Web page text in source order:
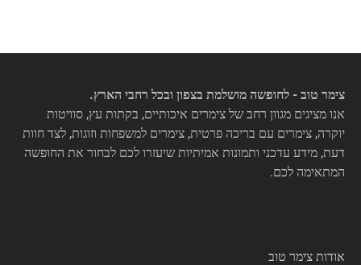
צימר טוב - לחופשה מושלמת בצפון ובכל רחבי הארץ.
אנו מציגים מגוון רחב של צימרים איכותיים, בקתות עץ, סוויטות
יוקרה, צימרים עם בריכה פרטית, צימרים למשפחות וזוגות, לצד חוות
דעת, מידע עדכני ותמונות אמיתיות שיעזרו לכם לבחור את החופשה
המתאימה לכם.
אודות צימר טוב